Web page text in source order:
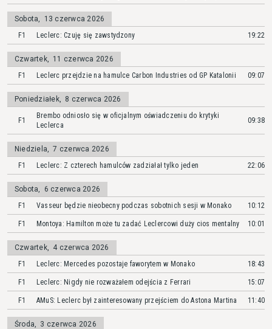
Sobota,
13 czerwca 2026
F1
Leclerc: Czuję się zawstydzony 19:22
Czwartek, 11 czerwca 2026
F1
Leclerc przejdzie na hamulce Carbon Industries od GP Katalonii 09:07
Poniedziałek, 8 czerwca 2026
F1
Brembo odniosło się w oficjalnym oświadczeniu do krytyki
Leclerca
09:38
Niedziela, 7 czerwca 2026
F1
Leclerc: Z czterech hamulców zadziałał tylko jeden 22:06
Sobota,
6 czerwca 2026
F1
Vasseur będzie nieobecny podczas sobotnich sesji w Monako 10:12
F1 Montoya: Hamilton może tu zadać Leclercowi duży cios mentalny 10:01
Czwartek, 4 czerwca 2026
F1
Leclerc: Mercedes pozostaje faworytem w Monako 18:43
F1 Leclerc: Nigdy nie rozważałem odejścia z Ferrari 15:07
F1 AMuS: Leclerc był zainteresowany przejściem do Astona Martina 11:40
Środa, 3 czerwca 2026